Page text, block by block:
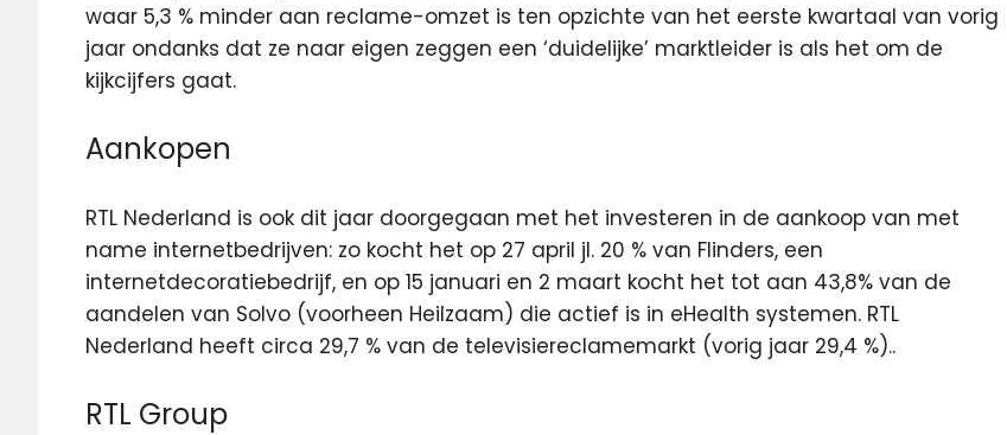
waar 5,3 % minder aan reclame-omzet is ten opzichte van het eerste kwartaal van vorig
jaar ondanks dat ze naar eigen zeggen een ‘duidelijke’ marktleider is als het om de
kijkcijfers gaat.
Aankopen
RTL Nederland is ook dit jaar doorgegaan met het investeren in de aankoop van met
name internetbedrijven: zo kocht het op 27 april jl. 20 % van Flinders, een
internetdecoratiebedrijf, en op 15 januari en 2 maart kocht het tot aan 43,8% van de
aandelen van Solvo (voorheen Heilzaam) die actief is in eHealth systemen. RTL
Nederland heeft circa 29,7 % van de televisiereclamemarkt (vorig jaar 29,4 %)..
RTL Group